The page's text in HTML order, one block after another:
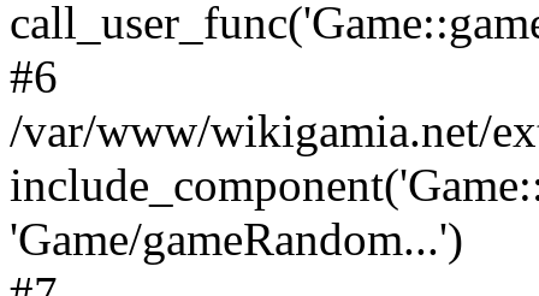
#6
/var/www/wikigamia.net/
'Game/gameRandom...')